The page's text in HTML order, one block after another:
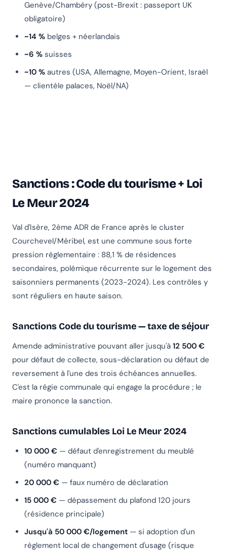
Genève/Chambéry (post-Brexit : passeport UK
obligatoire)
~14 % belges + néerlandais
~6 % suisses
~10 % autres (USA, Allemagne, Moyen-Orient, Israël
— clientèle palaces, Noël/NA)
Sanctions : Code du tourisme + Loi
Le Meur 2024
Val d'Isère, 2ème ADR de France après le cluster
Courchevel/Méribel, est une commune sous forte
pression réglementaire : 88,1 % de résidences
secondaires, polémique récurrente sur le logement des
saisonniers permanents (2023-2024). Les contrôles y
sont réguliers en haute saison.
Sanctions Code du tourisme — taxe de séjour
Amende administrative pouvant aller jusqu'à 12 500 €
pour défaut de collecte, sous-déclaration ou défaut de
reversement à l'une des trois échéances annuelles.
C'est la régie communale qui engage la procédure ; le
maire prononce la sanction.
Sanctions cumulables Loi Le Meur 2024
10 000 € — défaut d'enregistrement du meublé
(numéro manquant)
20 000 € — faux numéro de déclaration
15 000 € — dépassement du plafond 120 jours
(résidence principale)
Jusqu'à 50 000 €/logement — si adoption d'un
règlement local de changement d'usage (risque